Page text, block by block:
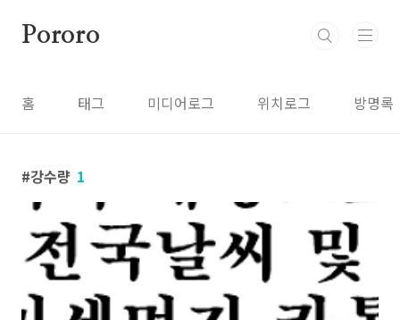
Pororo
홈 태그 미디어로그 위치로그 방명록
강수량 1